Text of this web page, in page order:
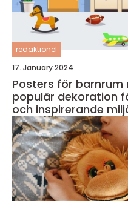
redaktionel
17. January 2024
Posters för
populär dekoration
och inspirerande